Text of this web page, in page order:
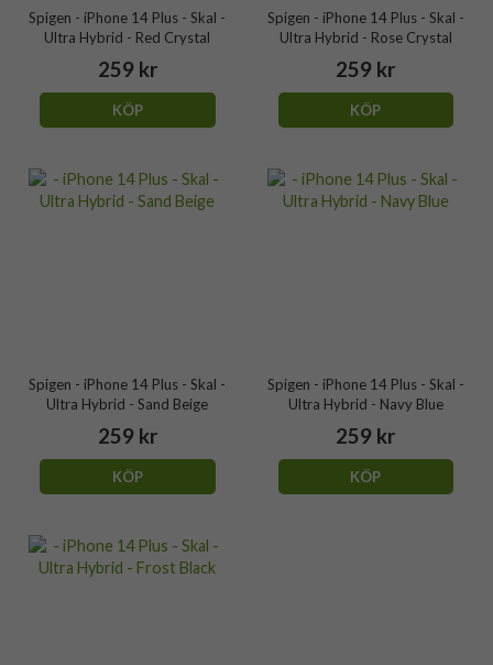
Spigen - iPhone 14 Plus - Skal -
Ultra Hybrid - Red Crystal
259 kr
KÖP
Spigen - iPhone 14 Plus - Skal -
Ultra Hybrid - Rose Crystal
259 kr
KÖP
Spigen - iPhone 14 Plus - Skal -
Ultra Hybrid - Sand Beige
259 kr
KÖP
Spigen - iPhone 14 Plus - Skal -
Ultra Hybrid - Navy Blue
259 kr
KÖP